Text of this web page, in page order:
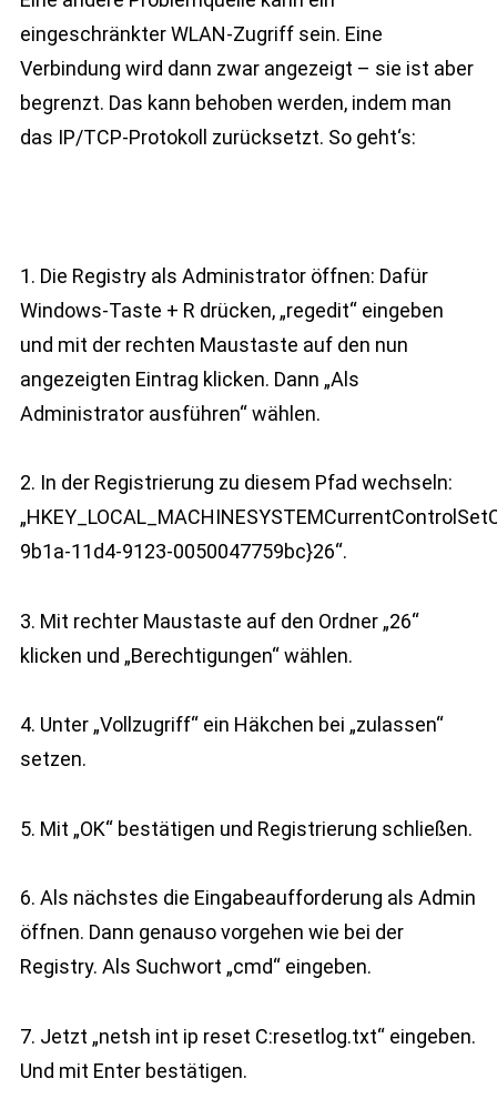
eingeschränkter WLAN-Zugriff sein. Eine
Verbindung wird dann zwar angezeigt – sie ist aber
begrenzt. Das kann behoben werden, indem man
das IP/TCP-Protokoll zurücksetzt. So geht‘s:
1. Die Registry als Administrator öffnen: Dafür
Windows-Taste + R drücken, „regedit“ eingeben
und mit der rechten Maustaste auf den nun
angezeigten Eintrag klicken. Dann „Als
Administrator ausführen“ wählen.
2. In der Registrierung zu diesem Pfad wechseln:
9b1a-11d4-9123-0050047759bc}26“.
3. Mit rechter Maustaste auf den Ordner „26“
klicken und „Berechtigungen“ wählen.
4. Unter „Vollzugriff“ ein Häkchen bei „zulassen“
setzen.
5. Mit „OK“ bestätigen und Registrierung schließen.
6. Als nächstes die Eingabeaufforderung als Admin
öffnen. Dann genauso vorgehen wie bei der
Registry. Als Suchwort „cmd“ eingeben.
7. Jetzt „netsh int ip reset C:resetlog.txt“ eingeben.
Und mit Enter bestätigen.